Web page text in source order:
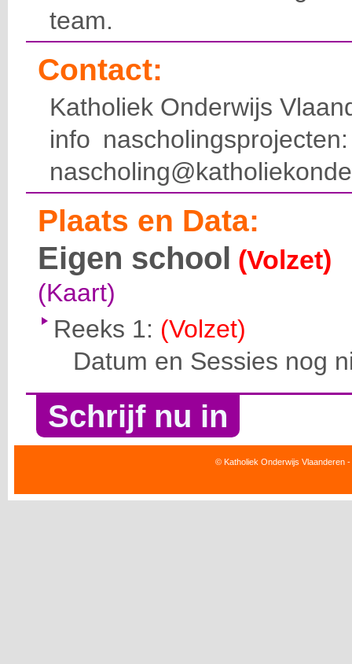
team.
Contact:
Katholiek Onderwijs
info
Plaats en Data:
Eigen school (Volzet)
(Kaart)
Reeks 1: (Volzet)
Datum en Sessies nog
Schrijf nu in
© Katholiek Onderwijs Vlaanderen